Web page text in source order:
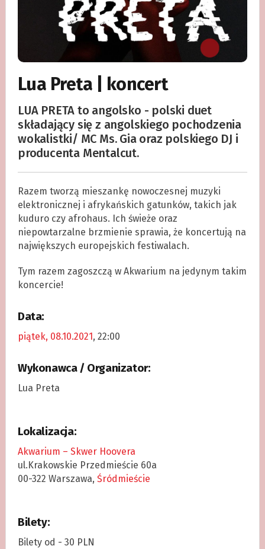
Lua Preta | koncert
LUA PRETA to angolsko - polski duet
składający się z angolskiego pochodzenia
wokalistki/ MC Ms. Gia oraz polskiego DJ i
producenta Mentalcut.
Razem tworzą mieszankę nowoczesnej muzyki
elektronicznej i afrykańskich gatunków, takich jak
kuduro czy afrohaus. Ich świeże oraz
niepowtarzalne brzmienie sprawia, że koncertują na
największych europejskich festiwalach.
Tym razem zagoszczą w Akwarium na jedynym takim
koncercie!
Data:
piątek, 08.10.2021, 22:00
Wykonawca / Organizator:
Lua Preta
Lokalizacja:
Akwarium – Skwer Hoovera
ul.Krakowskie Przedmieście 60a
00-322 Warszawa, Śródmieście
Bilety:
Bilety od - 30 PLN